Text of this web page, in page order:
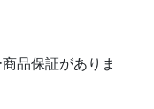
品保証がありま